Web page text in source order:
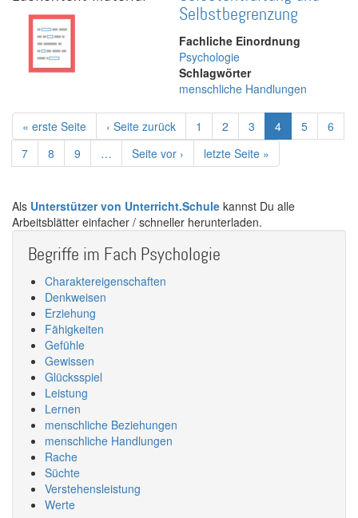
Selbstbegrenzung
Fachliche Einordnung
Psychologie
Schlagwörter
menschliche Handlungen
Seitennummerierung
Erste
Seite
« erste Seite
Vorherige
Seite
‹ Seite zurück Page
1 Page
2 Page
3
Aktuelle
Seite
4 Page
5 Page
6
Page
7 Page
8 Page
9 …
Nächste
Seite
Seite vor ›
Letzte
Seite
letzte Seite »
Als Unterstützer von Unterricht.Schule kannst Du alle
Arbeitsblätter einfacher / schneller herunterladen.
Begriffe im Fach Psychologie
Charaktereigenschaften
Denkweisen
Erziehung
Fähigkeiten
Gefühle
Gewissen
Glücksspiel
Leistung
Lernen
menschliche Beziehungen
menschliche Handlungen
Rache
Süchte
Verstehensleistung
Werte